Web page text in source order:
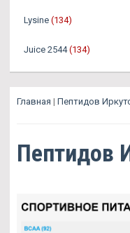
Lysine (134)
Juice 2544 (134)
Главная | Пептидов
Пептидов